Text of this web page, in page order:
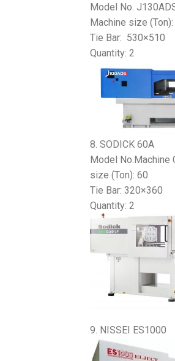
Model No.
Machine size
Tie Bar: 530×510
Quantity: 2
8. SODICK 60A
Model No.Machine
size (Ton): 60
Tie Bar: 320×360
Quantity: 2
9. NISSEI ES1000